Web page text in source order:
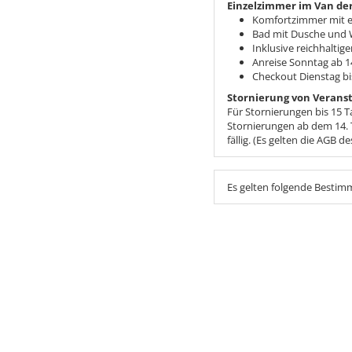
Einzelzimmer im Van
Komfortzimmer mit
Bad mit Dusche und
Inklusive
Anreise Sonntag ab
Checkout Dienstag
Stornierung von
Für Stornierungen bis 15
Stornierungen ab dem
fällig. (Es gelten die AGB
Es gelten folgende